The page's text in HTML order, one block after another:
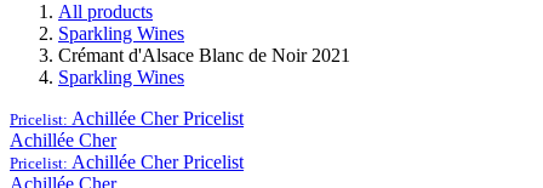
All products
Sparkling Wines
Crémant d'Alsace Blanc de Noir 2021
Sparkling Wines
Pricelist: Achillée Cher Pricelist
Achillée Cher
Pricelist: Achillée Cher Pricelist